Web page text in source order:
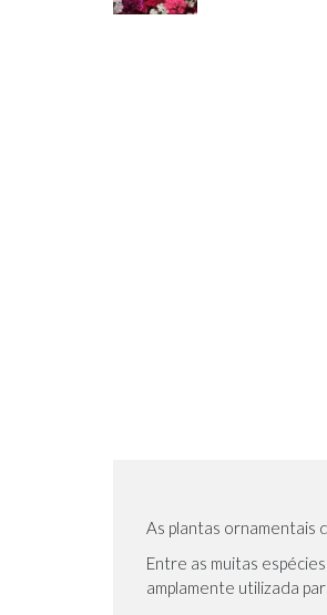
As plantas ornamentais
Entre as muitas
amplamente utilizada